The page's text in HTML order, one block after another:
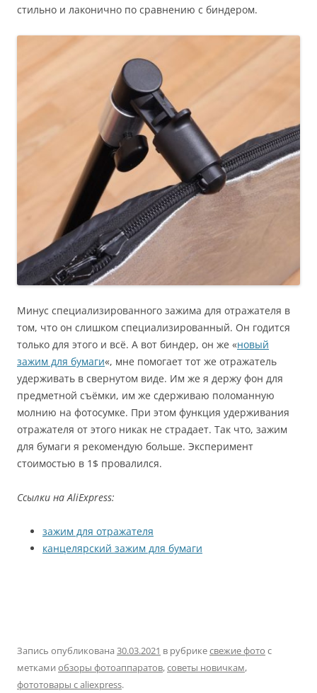
стильно и лаконично по сравнению с биндером.
Минус специализированного зажима для отражателя в
том, что он слишком специализированный. Он годится
только для этого и всё. А вот биндер, он же «новый
зажим для бумаги«, мне помогает тот же отражатель
удерживать в свернутом виде. Им же я держу фон для
предметной съёмки, им же сдерживаю поломанную
молнию на фотосумке. При этом функция удерживания
отражателя от этого никак не страдает. Так что, зажим
для бумаги я рекомендую больше. Эксперимент
стоимостью в 1$ провалился.
Ссылки на AliExpress:
зажим для отражателя
канцелярский зажим для бумаги
Запись опубликована 30.03.2021 в рубрикесвежие фото с
метками обзоры фотоаппаратов,советы новичкам,
фототовары с aliexpress.